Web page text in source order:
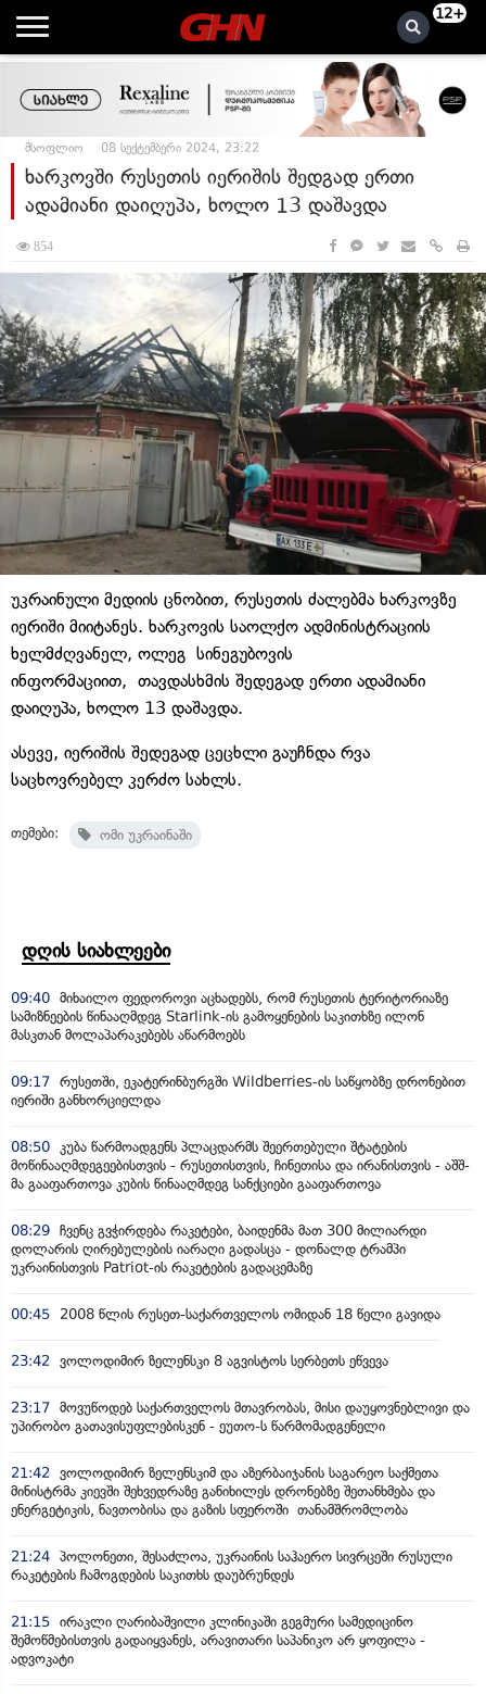
12+
მსოფლიო 08 სექტემბერი 2024, 23:22
ხარკოვში რუსეთის იერიშის შედგად ერთი
ადამიანი დაიღუპა, ხოლო 13 დაშავდა
854
უკრაინული მედიის ცნობით, რუსეთის ძალებმა ხარკოვზე
იერიში მიიტანეს. ხარკოვის საოლქო ადმინისტრაციის
ხელმძღვანელ, ოლეგ სინეგუბოვის
ინფორმაციით, თავდასხმის შედეგად ერთი ადამიანი
დაიღუპა, ხოლო 13 დაშავდა.
ასევე, იერიშის შედეგად ცეცხლი გაუჩნდა რვა
საცხოვრებელ კერძო სახლს.
თემები: ომი უკრაინაში
დღის სიახლეები
09:40 მიხაილო ფედოროვი აცხადებს, რომ რუსეთის ტერიტორიაზე
სამიზნეების წინააღმდეგ Starlink-ის გამოყენების საკითხზე ილონ
მასკთან მოლაპარაკებებს აწარმოებს
09:17 რუსეთში, ეკატერინბურგში Wildberries-ის საწყობზე დრონებით
იერიში განხორციელდა
08:50
კუბა წარმოადგენს პლაცდარმს შეერთებული შტატების
მოწინააღმდეგეებისთვის - რუსეთისთვის, ჩინეთისა და ირანისთვის - აშშ-
მა გააფართოვა კუბის წინააღმდეგ სანქციები გააფართოვა
08:29 ჩვენც გვჭირდება რაკეტები, ბაიდენმა მათ 300 მილიარდი
დოლარის ღირებულების იარაღი გადასცა - დონალდ ტრამპი
უკრაინისთვის Patriot-ის რაკეტების გადაცემაზე
00:45 2008 წლის რუსეთ-საქართველოს ომიდან 18 წელი გავიდა
23:42 ვოლოდიმირ ზელენსკი 8 აგვისტოს სერბეთს ეწვევა
23:17 მოვუწოდებ საქართველოს მთავრობას, მისი დაუყოვნებლივი და
უპირობო გათავისუფლებისკენ - ეუთო-ს წარმომადგენელი
21:42
ვოლოდიმირ ზელენსკიმ და აზერბაიჯანის საგარეო საქმეთა
მინისტრმა კიევში შეხვედრაზე განიხილეს დრონებზე შეთანხმება და
ენერგეტიკის, ნავთობისა და გაზის სფეროში თანამშრომლობა
21:24 პოლონეთი, შესაძლოა, უკრაინის საჰაერო სივრცეში რუსული
რაკეტების ჩამოგდების საკითხს დაუბრუნდეს
21:15 ირაკლი ღარიბაშვილი კლინიკაში გეგმური სამედიცინო
შემოწმებისთვის გადაიყვანეს, არავითარი საპანიკო არ ყოფილა -
ადვოკატი